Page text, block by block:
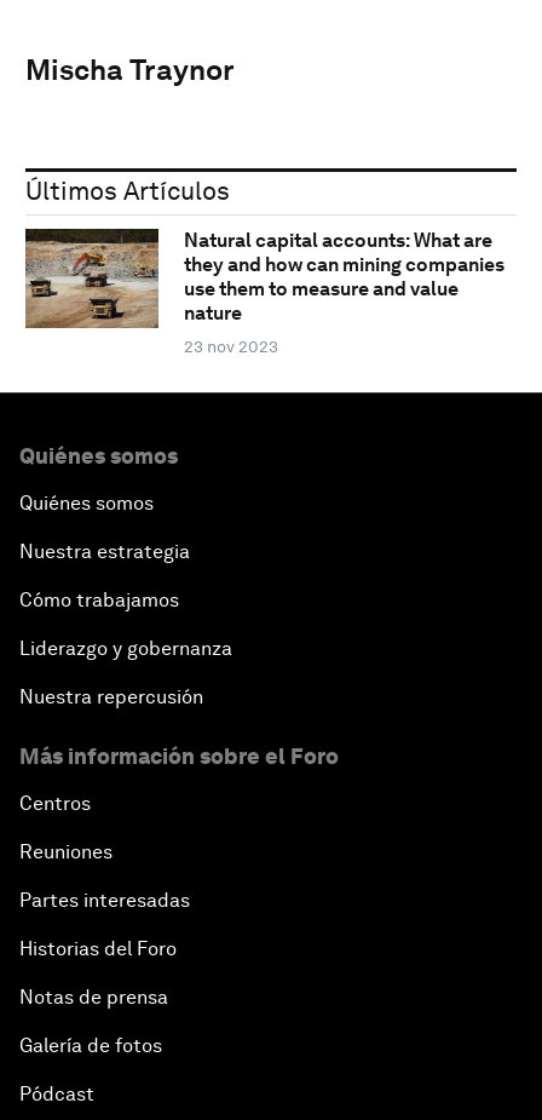
Mischa Traynor
Últimos Artículos
Natural capital accounts: What are
they and how can mining companies
use them to measure and value
nature
23 nov 2023
Quiénes somos
Quiénes somos
Nuestra estrategia
Cómo trabajamos
Liderazgo y gobernanza
Nuestra repercusión
Más información sobre el Foro
Centros
Reuniones
Partes interesadas
Historias del Foro
Notas de prensa
Galería de fotos
Pódcast